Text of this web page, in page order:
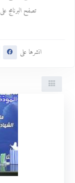
تصفح البرنامج على :
انشرها على